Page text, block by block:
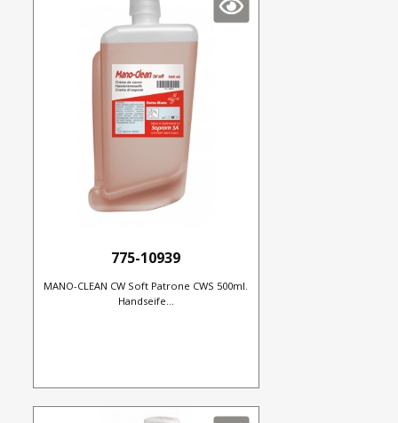
775-10939
MANO-CLEAN CW Soft Patrone CWS 500ml.
Handseife...